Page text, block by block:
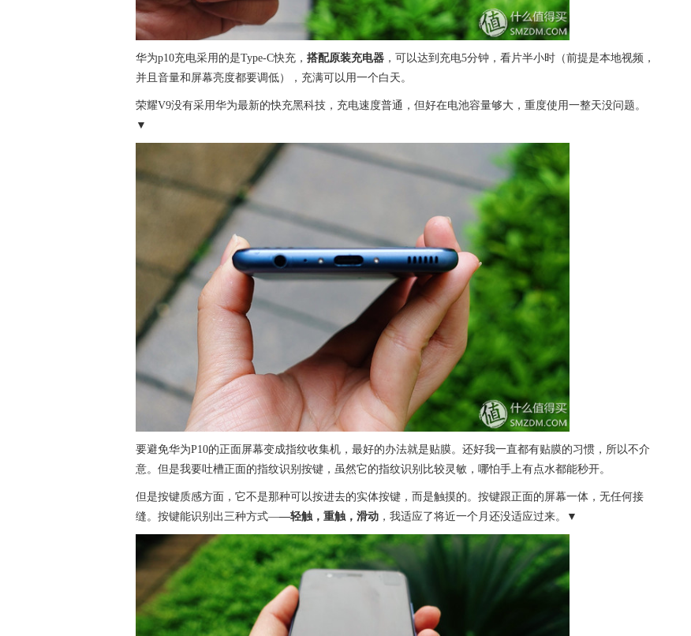
华为p10充电采用的是Type-C快充， 搭配原装充电器 ，可以达到充电5分钟，看片半小时（前提是本地视频，
并且音量和屏幕亮度都要调低），充满可以用一个白天。
荣耀V9没有采用华为最新的快充黑科技，充电速度普通，但好在电池容量够大，重度使用一整天没问题。
▼
要避免华为P10的正面屏幕变成指纹收集机，最好的办法就是贴膜。还好我一直都有贴膜的习惯，所以不介
意。但是我要吐槽正面的指纹识别按键，虽然它的指纹识别比较灵敏，哪怕手上有点水都能秒开。
但是按键质感方面，它不是那种可以按进去的实体按键，而是触摸的。按键跟正面的屏幕一体，无任何接
缝。按键能识别出三种方式——轻触，重触，滑动 ，我适应了将近一个月还没适应过来。▼